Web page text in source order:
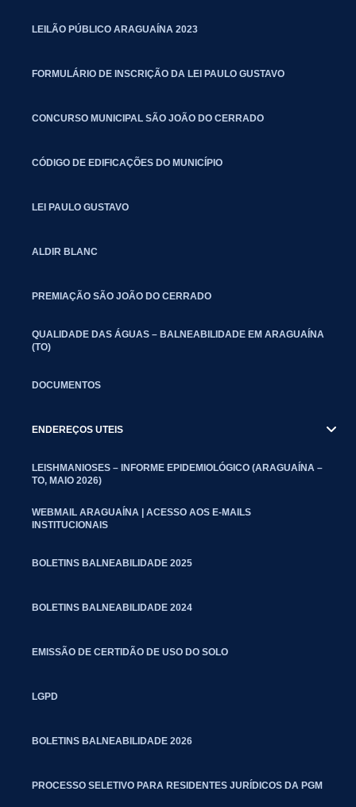
LEILÃO PÚBLICO ARAGUAÍNA 2023
FORMULÁRIO DE INSCRIÇÃO DA LEI PAULO GUSTAVO
CONCURSO MUNICIPAL SÃO JOÃO DO CERRADO
CÓDIGO DE EDIFICAÇÕES DO MUNICÍPIO
LEI PAULO GUSTAVO
ALDIR BLANC
PREMIAÇÃO SÃO JOÃO DO CERRADO
QUALIDADE DAS ÁGUAS – BALNEABILIDADE EM ARAGUAÍNA
(TO)
DOCUMENTOS
ENDEREÇOS UTEIS
LEISHMANIOSES – INFORME EPIDEMIOLÓGICO (ARAGUAÍNA –
TO, MAIO 2026)
WEBMAIL ARAGUAÍNA | ACESSO AOS E-MAILS
INSTITUCIONAIS
BOLETINS BALNEABILIDADE 2025
BOLETINS BALNEABILIDADE 2024
EMISSÃO DE CERTIDÃO DE USO DO SOLO
LGPD
BOLETINS BALNEABILIDADE 2026
PROCESSO SELETIVO PARA RESIDENTES JURÍDICOS DA PGM